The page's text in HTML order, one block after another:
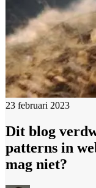
23 februari 2023
Dit blog
patterns in
mag niet?